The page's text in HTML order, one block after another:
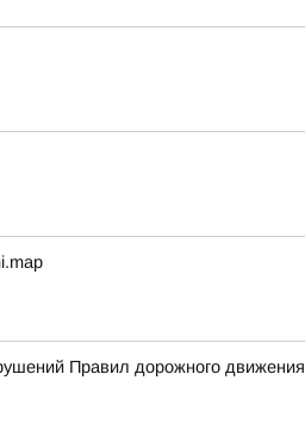
Правил дорожного движения